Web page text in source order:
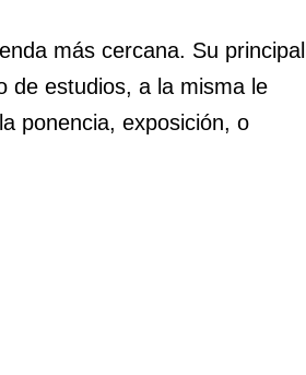
más cercana. Su principal
de estudios, a la misma le
ponencia, exposición, o